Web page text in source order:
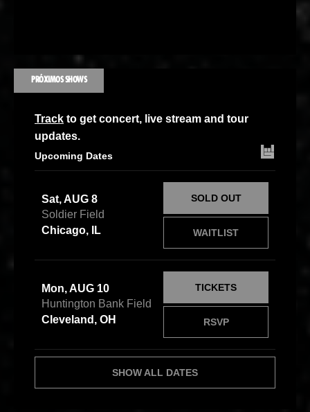
PRÓXIMOS SHOWS
Track to get concert, live stream and tour
updates.
Upcoming Dates
Sat, AUG 8
Soldier Field
Chicago, IL
WAITLIST
SOLD OUT
Mon, AUG 10
Huntington Bank Field
Cleveland, OH
RSVP
TICKETS
SHOW ALL DATES